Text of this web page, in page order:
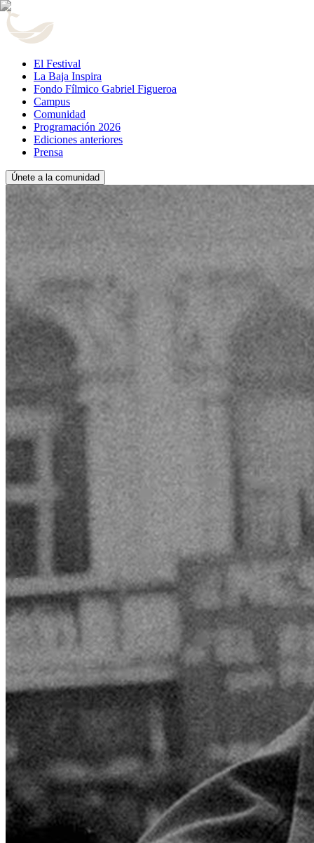
El Festival
La Baja Inspira
Fondo Fílmico Gabriel Figueroa
Campus
Comunidad
Programación 2026
Ediciones anteriores
Prensa
Únete a la comunidad